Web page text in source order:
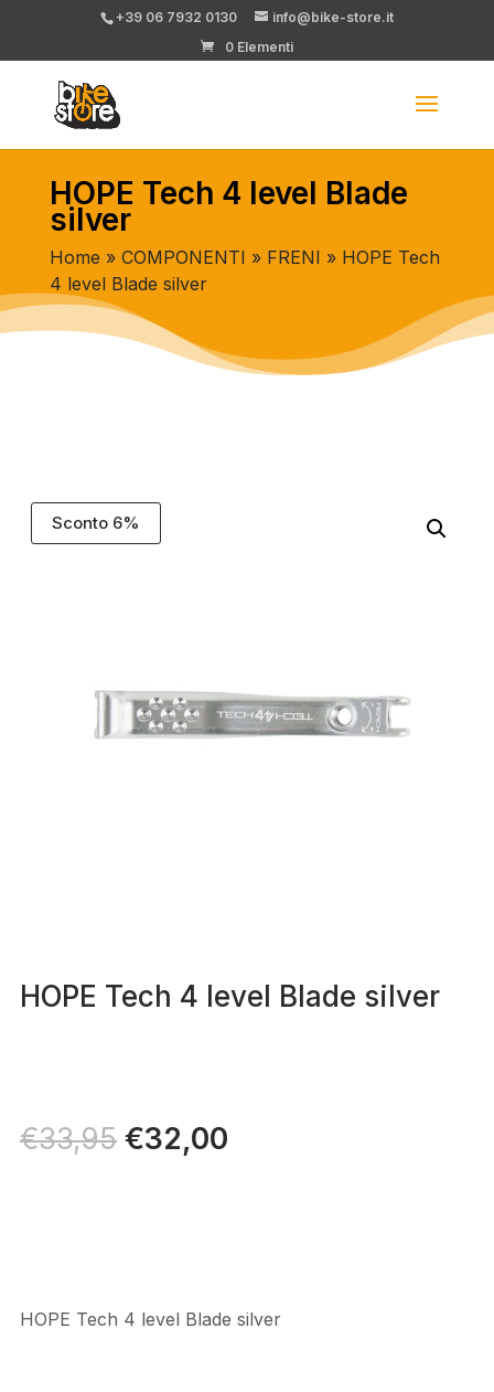
+39 06 7932 0130
info@bike-store.it
0 Elementi
HOPE Tech 4 level Blade
silver
Home » COMPONENTI » FRENI » HOPE Tech
4 level Blade silver
Sconto 6%
HOPE Tech 4 level Blade silver
€33,95 Il
prezzo
€32,00Il
HOPE Tech 4 level Blade silver